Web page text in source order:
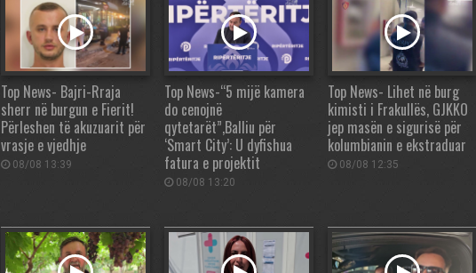
Top News- Bajri-Rraja
sherr në burgun e Fierit!
Përleshen të akuzuarit për
vrasje e vjedhje
08/08 13:39
Top News-“5 mijë kamera
do cenojnë
qytetarët”,Balliu për
‘Smart City’: U dyfishua
fatura e projektit
08/08 13:20
Top News- Lihet në burg
kimisti i Frakullës, GJKKO
jep masën e sigurisë për
kolumbianin e ekstraduar
08/08 12:35